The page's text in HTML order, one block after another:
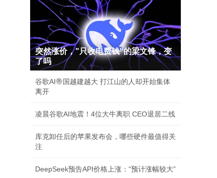
突然涨价，"只收电费钱"的梁文锋，变
了吗
谷歌AI帝国越建越大 打江山的人却开始集体
离开
凌晨谷歌AI地震！4位大牛离职 CEO退居二线
库克卸任后的苹果发布会，哪些硬件最值得关
注
DeepSeek预告API价格上涨：“预计涨幅较大”